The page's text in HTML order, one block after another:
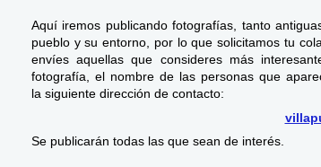
Aquí iremos publicando fotografías, tanto
pueblo y su entorno, por lo que solicitamos tu
envíes aquellas que consideres más
fotografía, el nombre de las personas que
la siguiente dirección de contacto:
Se publicarán todas las que sean de interés.